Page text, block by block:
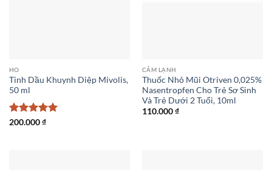
HO
Tinh Dầu Khuynh Diệp Mivolis,
50 ml
Được xếp
200.000₫
CẢM LẠNH
Thuốc Nhỏ Mũi Otriven 0,025%
Nasentropfen Cho Trẻ Sơ Sinh
Và Trẻ Dưới 2 Tuổi, 10ml
110.000₫